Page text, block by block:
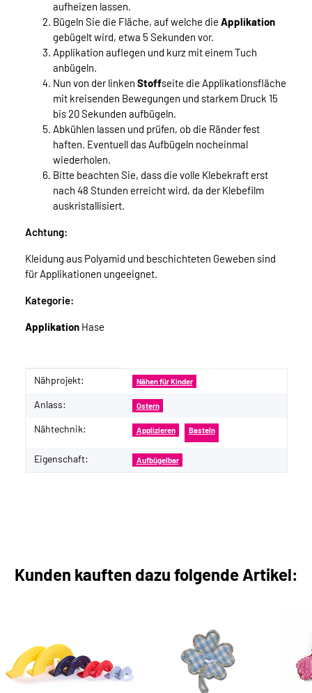
aufheizen lassen.
Bügeln Sie die Fläche, auf welche die Applikation
gebügelt wird, etwa 5 Sekunden vor.
Applikation auflegen und kurz mit einem Tuch
anbügeln.
Nun von der linken Stoffseite die Applikationsfläche
mit kreisenden Bewegungen und starkem Druck 15
bis 20 Sekunden aufbügeln.
Abkühlen lassen und prüfen, ob die Ränder fest
haften. Eventuell das Aufbügeln nocheinmal
wiederholen.
Bitte beachten Sie, dass die volle Klebekraft erst
nach 48 Stunden erreicht wird, da der Klebefilm
auskristallisiert.
Achtung:
Kleidung aus Polyamid und beschichteten Geweben sind
für Applikationen ungeeignet.
Kategorie:
Applikation Hase
Produkteigenschaft
Wert
Nähprojekt: Nähen für Kinder
Anlass: Ostern
Nähtechnik: Applizieren Basteln
Eigenschaft: Aufbügelbar
Kunden kauften dazu folgende Artikel: